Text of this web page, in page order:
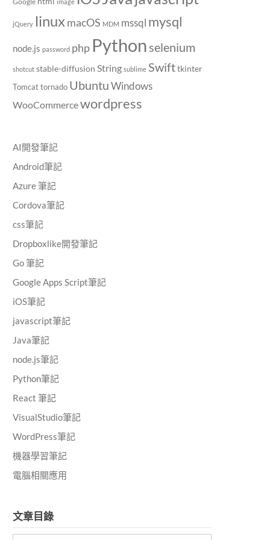
image
jQuery linuxmacOS MDM mssql mysql
node.js password php Python selenium
shotcut stable-diffusion String sublime Swifttkinter
Tomcattornado UbuntuWindows
WooCommercewordpress
AI開發筆記
Android筆記
Azure 筆記
Cordova筆記
css筆記
Dropboxlike開發筆記
Go 筆記
Google Apps Script筆記
iOS筆記
javascript筆記
Java筆記
node.js筆記
Python筆記
React 筆記
VisualStudio筆記
WordPress筆記
機器學習筆記
電腦相關應用
文章目錄